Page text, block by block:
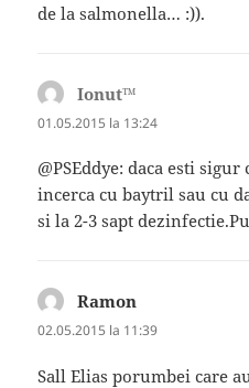
de la salmonella… :)).
Ionut™
01.05.2015 la 13:24
@PSEddye: daca esti
incerca cu baytril sau cu
si la 2-3 sapt
Ramon
02.05.2015 la 11:39
Sall Elias porumbei care